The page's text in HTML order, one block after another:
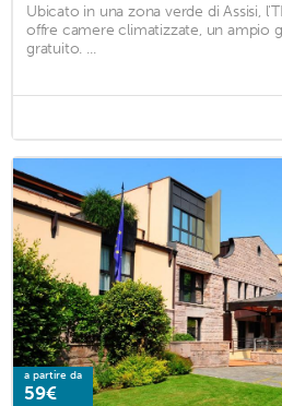
Ubicato in una zona verde di Assisi,
offre camere climatizzate, un ampio
gratuito. ...
a partire da
59€